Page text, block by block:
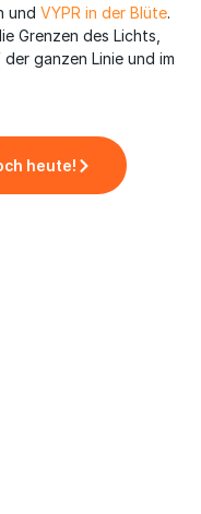
und VYPR in der Blüte.
Grenzen des Lichts,
ganzen Linie und im
heute!